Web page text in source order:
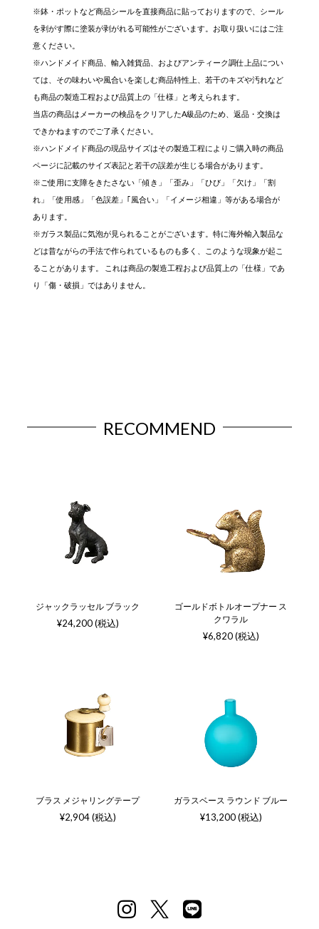
※鉢・ポットなど商品シールを直接商品に貼っておりますので、シール
を剥がす際に塗装が剥がれる可能性がございます。お取り扱いにはご注
意ください。
※ハンドメイド商品、輸入雑貨品、およびアンティーク調仕上品につい
ては、その味わいや風合いを楽しむ商品特性上、若干のキズや汚れなど
も商品の製造工程および品質上の「仕様」と考えられます。
当店の商品はメーカーの検品をクリアしたA級品のため、返品・交換は
できかねますのでご了承ください。
※ハンドメイド商品の現品サイズはその製造工程によりご購入時の商品
ページに記載のサイズ表記と若干の誤差が生じる場合があります。
※ご使用に支障をきたさない「傾き」「歪み」「ひび」「欠け」「割
れ」「使用感」「色誤差」｢風合い」「イメージ相違」等がある場合が
あります。
※ガラス製品に気泡が見られることがございます。特に海外輸入製品な
どは昔ながらの手法で作られているものも多く、このような現象が起こ
ることがあります。 これは商品の製造工程および品質上の「仕様」であ
り「傷・破損」ではありません。
RECOMMEND
ジャックラッセル ブラック
¥24,200 (税込)
ゴールドボトルオープナー ス
クワラル
¥6,820 (税込)
ブラス メジャリングテープ
¥2,904 (税込)
ガラスベース ラウンド ブルー
¥13,200 (税込)